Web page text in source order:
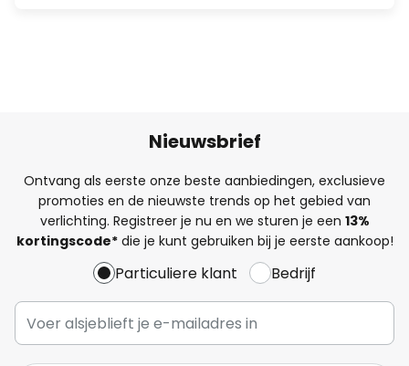
Nieuwsbrief
Ontvang als eerste onze beste aanbiedingen, exclusieve
promoties en de nieuwste trends op het gebied van
verlichting. Registreer je nu en we sturen je een 13%
kortingscode*die je kunt gebruiken bij je eerste aankoop!
Particuliere klant Bedrijf